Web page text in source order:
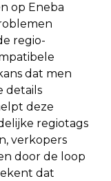
op Eneba
regio-
dat men
details
deze
regiotags
verkopers
door de loop
dat